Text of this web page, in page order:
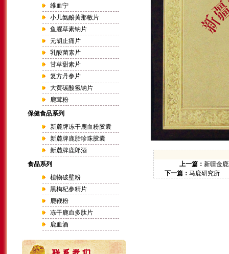
维血宁
小儿氨酚黄那敏片
鱼腥草素钠片
元胡止痛片
乳酸菌素片
甘草甜素片
复方丹参片
大黄碳酸氢钠片
鹿茸粉
保健食品系列
新麓牌冻干鹿血粉胶囊
新麓牌鹿胎珍珠胶囊
新麓牌鹿郎酒
食品系列
植物破壁粉
黑枸杞参精片
鹿鞭粉
冻干鹿血多肽片
鹿血酒
上一篇： 新疆金
下一篇： 马鹿研究所